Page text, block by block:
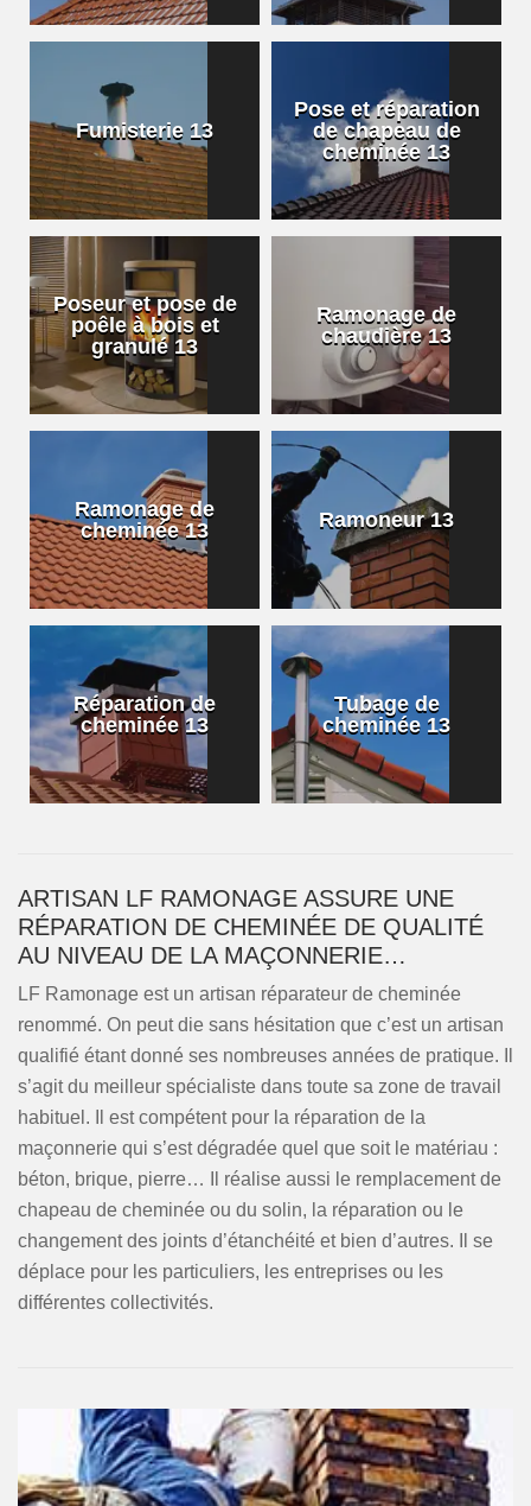
Fumisterie 13
Pose et réparation
de chapeau de
cheminée 13
Poseur et pose de
poêle à bois et
granulé 13
Ramonage de
chaudière 13
Ramonage de
cheminée 13
Ramoneur 13
Réparation de
cheminée 13
Tubage de
cheminée 13
ARTISAN LF RAMONAGE ASSURE UNE
RÉPARATION DE CHEMINÉE DE QUALITÉ
AU NIVEAU DE LA MAÇONNERIE…
LF Ramonage est un artisan réparateur de cheminée
renommé. On peut die sans hésitation que c’est un artisan
qualifié étant donné ses nombreuses années de pratique. Il
s’agit du meilleur spécialiste dans toute sa zone de travail
habituel. Il est compétent pour la réparation de la
maçonnerie qui s’est dégradée quel que soit le matériau :
béton, brique, pierre… Il réalise aussi le remplacement de
chapeau de cheminée ou du solin, la réparation ou le
changement des joints d’étanchéité et bien d’autres. Il se
déplace pour les particuliers, les entreprises ou les
différentes collectivités.